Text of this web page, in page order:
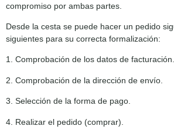
compromiso por ambas partes.
Desde la cesta se puede hacer un pedido
siguientes para su correcta formalización:
1. Comprobación de los datos de facturación.
2. Comprobación de la dirección de envío.
3. Selección de la forma de pago.
4. Realizar el pedido (comprar).